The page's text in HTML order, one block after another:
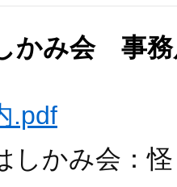
かみ会 事務
.pdf
しかみ会：